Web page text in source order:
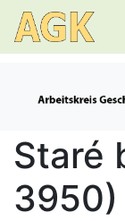
Staré
3950)